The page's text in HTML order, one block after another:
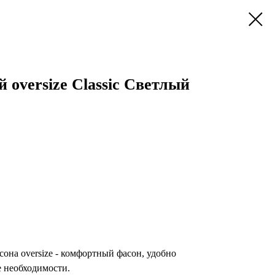
oversize Classic Светлый
oversize - комфортный фасон, удобно